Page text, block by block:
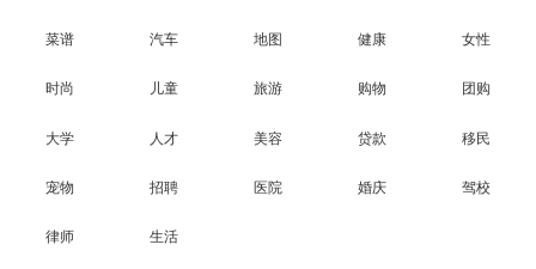
菜谱 汽车 地图 健康 女性
时尚 儿童 旅游 购物 团购
大学 人才 美容 贷款 移民
宠物 招聘 医院 婚庆 驾校
律师 生活